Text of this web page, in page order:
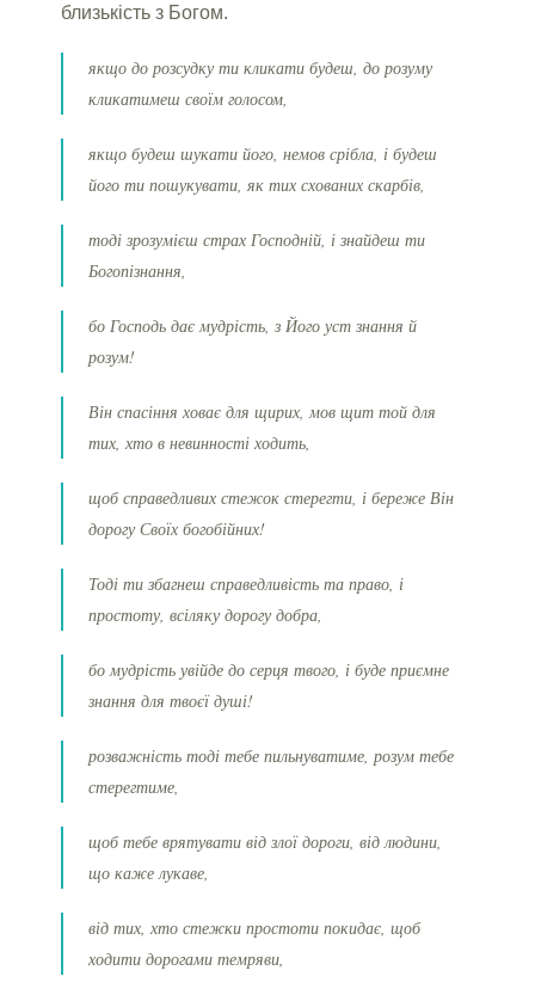
близькість з Богом.
якщо до розсудку ти кликати будеш, до розуму
кликатимеш своїм голосом,
якщо будеш шукати його, немов срібла, і будеш
його ти пошукувати, як тих схованих скарбів,
тоді зрозумієш страх Господній, і знайдеш ти
Богопізнання,
бо Господь дає мудрість, з Його уст знання й
розум!
Він спасіння ховає для щирих, мов щит той для
тих, хто в невинності ходить,
щоб справедливих стежок стерегти, і береже Він
дорогу Своїх богобійних!
Тоді ти збагнеш справедливість та право, і
простоту, всіляку дорогу добра,
бо мудрість увійде до серця твого, і буде приємне
знання для твоєї душі!
розважність тоді тебе пильнуватиме, розум тебе
стерегтиме,
щоб тебе врятувати від злої дороги, від людини,
що каже лукаве,
від тих, хто стежки простоти покидає, щоб
ходити дорогами темряви,